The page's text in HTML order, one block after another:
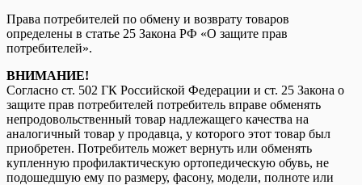
Права потребителей по обмену и возврату товаров
определены в статье 25 Закона РФ «О защите прав
потребителей».
ВНИМАНИЕ!
Согласно ст. 502 ГК Российской Федерации и ст. 25 Закона о
защите прав потребителей потребитель вправе обменять
непродовольственный товар надлежащего качества на
аналогичный товар у продавца, у которого этот товар был
приобретен. Потребитель может вернуть или обменять
купленную профилактическую ортопедическую обувь, не
подошедшую ему по размеру, фасону, модели, полноте или